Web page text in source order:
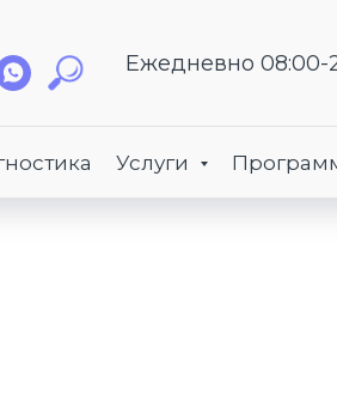
Ежедневно 08:00-
Услуги